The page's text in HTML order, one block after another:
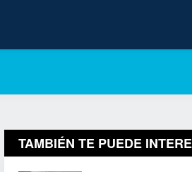
TAMBIÉN TE PUEDE